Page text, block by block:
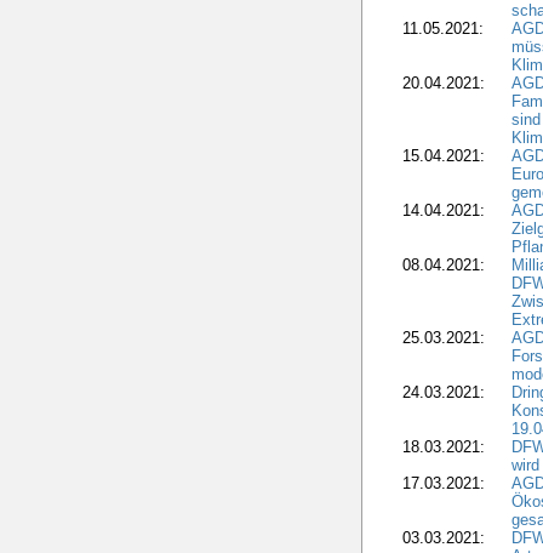
11.05.2021:
20.04.2021:
15.04.2021:
14.04.2021:
08.04.2021:
25.03.2021:
24.03.2021:
18.03.2021:
17.03.2021:
03.03.2021: